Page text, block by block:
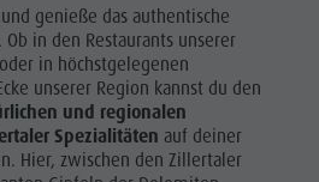
Kultur
Bars &
genieße das authentische
in den Restaurants unserer
in höchstgelegenen
unserer Region kannst du den
und regionalen
Spezialitäten auf deiner
Hier, zwischen den Zillertaler